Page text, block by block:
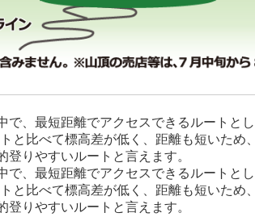
、最短距離でアクセスできるルートと
と比べて標高差が低く、距離も短いた
りやすいルートと言えます。
、最短距離でアクセスできるルートと
と比べて標高差が低く、距離も短いた
りやすいルートと言えます。